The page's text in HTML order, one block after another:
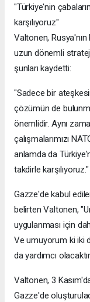
"Türkiye'nin
karşılıyoruz"
Valtonen,
uzun dönemli
şunları kaydetti:
"Sadece bir
çözümün de
önemlidir. Aynı
çalışmalarımızı
anlamda da
takdirle karşılıyoruz."
Gazze'de kabul
belirten Valtonen,
uygulanması için
Ve umuyorum ki iki
da yardımcı
Valtonen, 3
Gazze'de